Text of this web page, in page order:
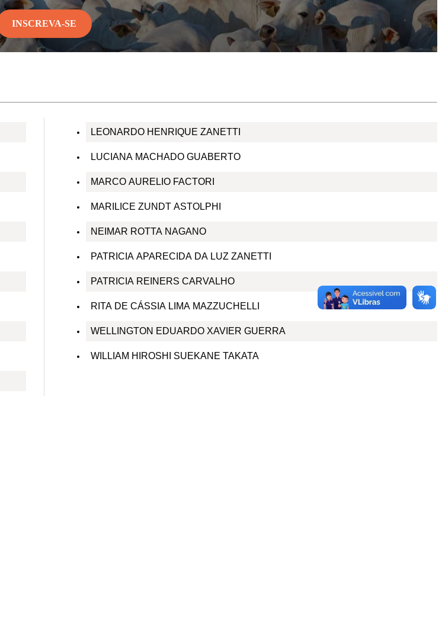
INSCREVA-SE
LEONARDO HENRIQUE ZANETTI
LUCIANA MACHADO GUABERTO
MARCO AURELIO FACTORI
MARILICE ZUNDT ASTOLPHI
NEIMAR ROTTA NAGANO
PATRICIA APARECIDA DA LUZ ZANETTI
PATRICIA REINERS CARVALHO
RITA DE CÁSSIA LIMA MAZZUCHELLI
WELLINGTON EDUARDO XAVIER GUERRA
WILLIAM HIROSHI SUEKANE TAKATA